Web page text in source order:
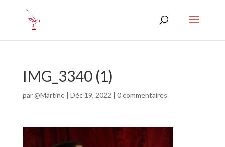
IMG_3340 (1)
par@Martine| Déc 19, 2022 | 0 commentaires